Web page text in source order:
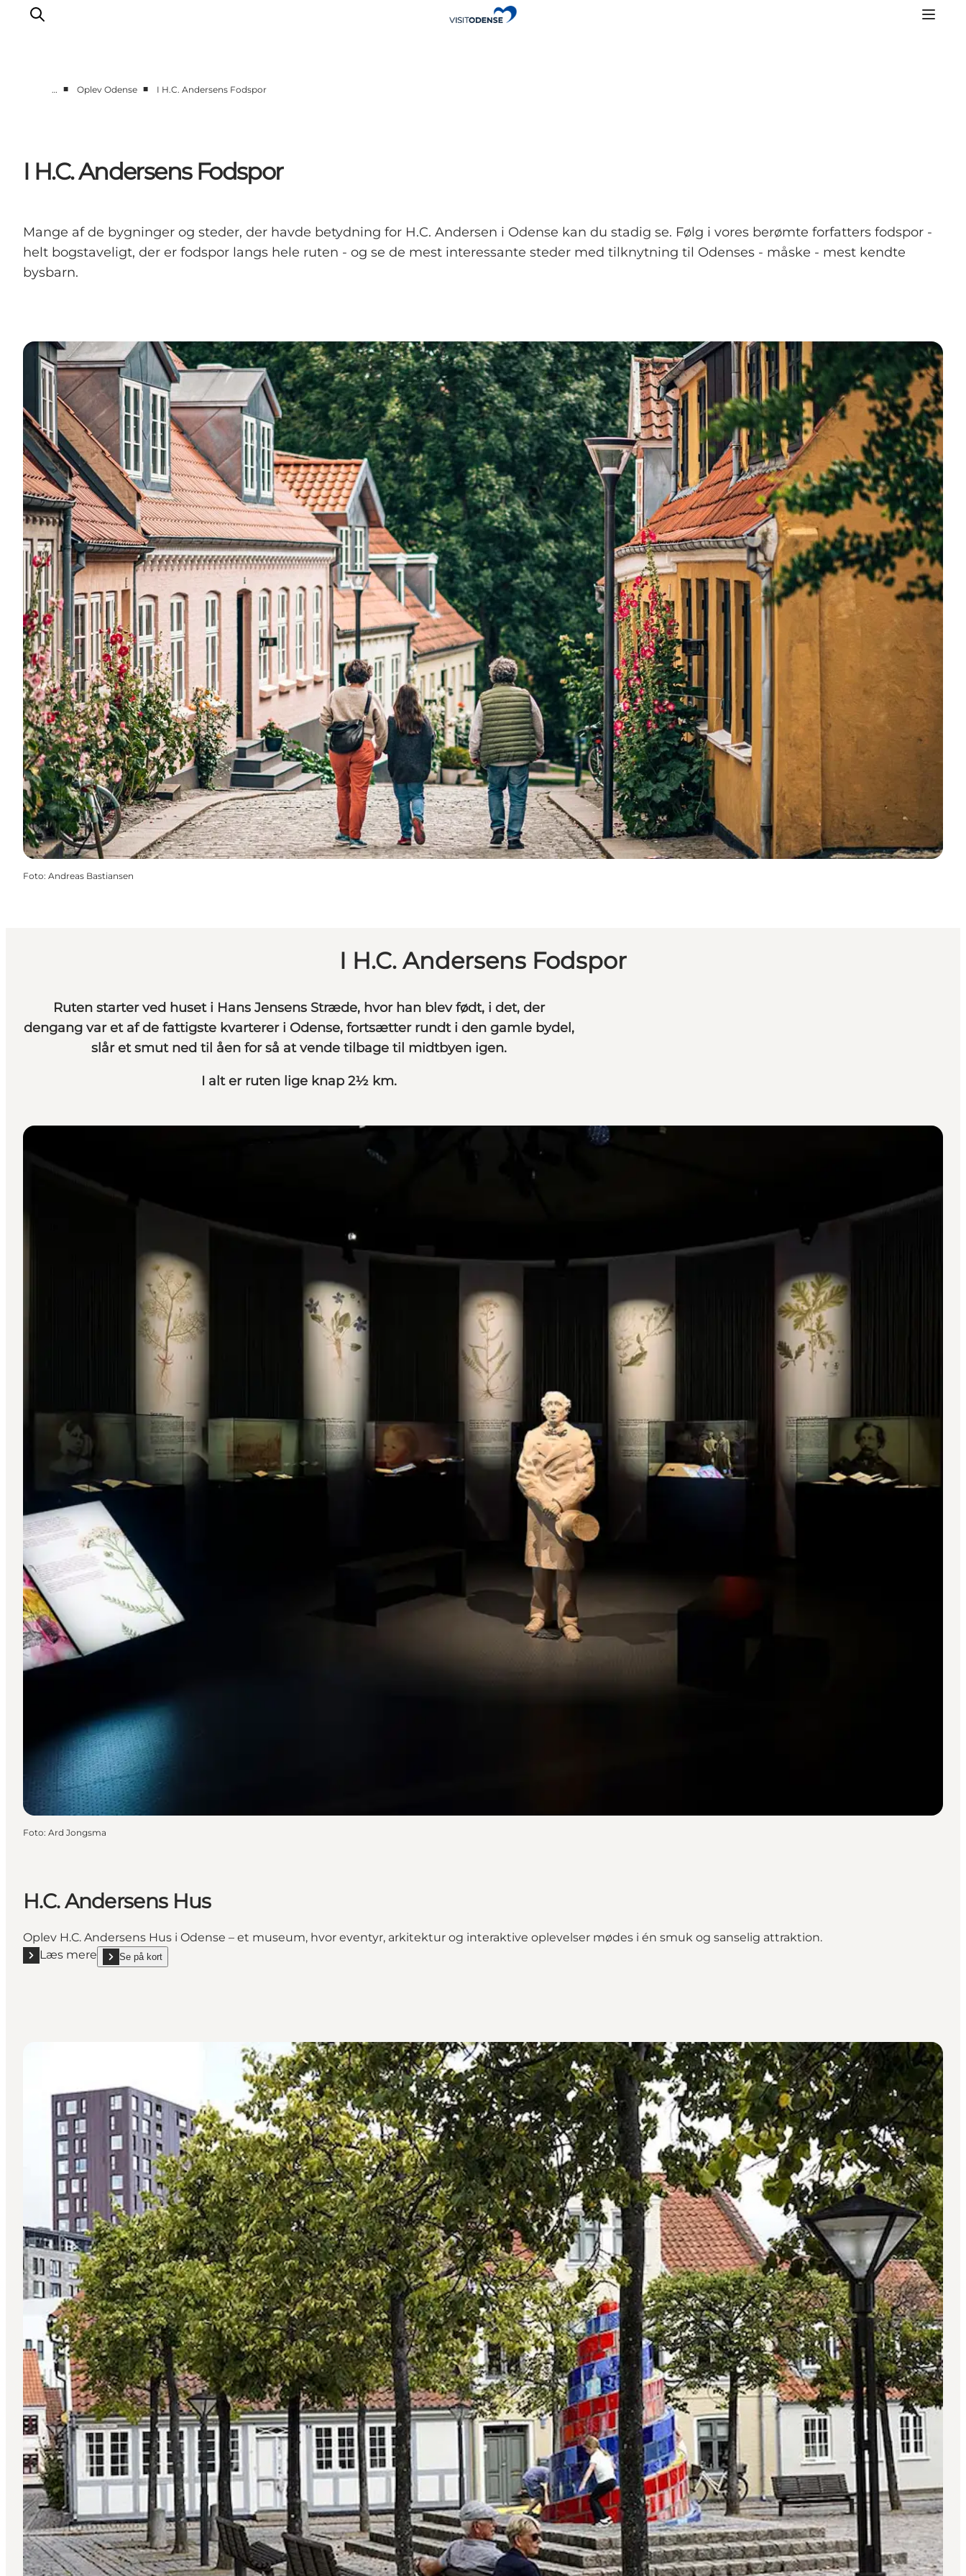
Planlæg din tur
Inspiration
… ■ Oplev Odense ■ I H.C. Andersens Fodspor
I H.C. Andersens Fodspor
Mange af de bygninger og steder, der havde betydning for H.C. Andersen i Odense kan du stadig se. Følg i vores berømte forfatters fodspor -
helt bogstaveligt, der er fodspor langs hele ruten - og se de mest interessante steder med tilknytning til Odenses - måske - mest kendte
bysbarn.
Foto: Andreas Bastiansen
I H.C. Andersens Fodspor
Ruten starter ved huset i Hans Jensens Stræde, hvor han blev født, i det, der
dengang var et af de fattigste kvarterer i Odense, fortsætter rundt i den gamle bydel,
slår et smut ned til åen for så at vende tilbage til midtbyen igen.
I alt er ruten lige knap 2½ km.
Foto: Ard Jongsma
H.C. Andersens Hus
Oplev H.C. Andersens Hus i Odense – et museum, hvor eventyr, arkitektur og interaktive oplevelser mødes i én smuk og sanselig attraktion.
Læs mere
Læs mere "H.C. Andersens Hus"
Se på kort
show H.C. Andersens Hus on_map